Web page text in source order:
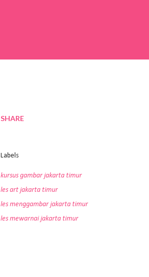
SHARE
Labels
kursus gambar jakarta timur
les art jakarta timur
les menggambar jakarta timur
les mewarnai jakarta timur